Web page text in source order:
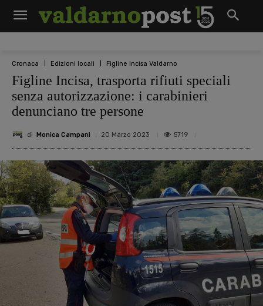
Cronaca Edizioni locali Figline Incisa Valdarno
Figline Incisa, trasporta rifiuti speciali
senza autorizzazione: i carabinieri
denunciano tre persone
di Monica Campani 20 Marzo 2023 5719